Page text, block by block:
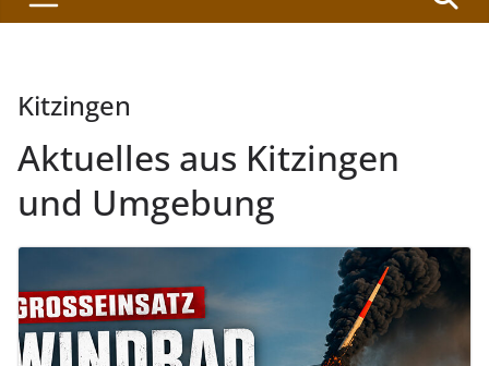
Kitzingen
Aktuelles aus Kitzingen
und Umgebung